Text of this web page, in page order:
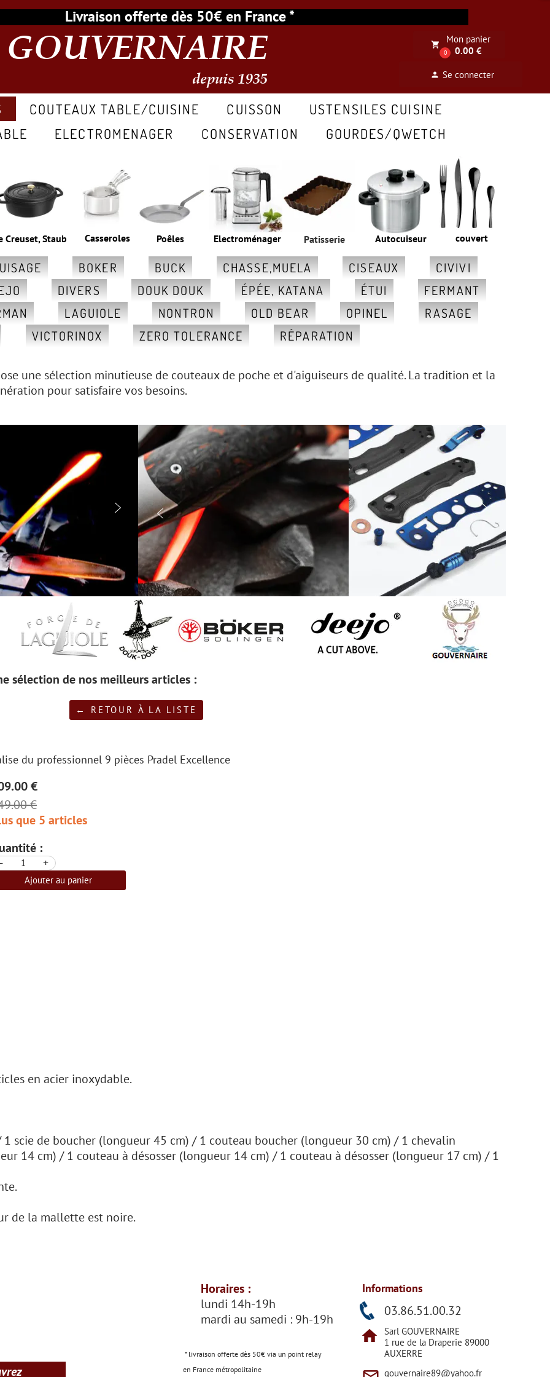
GOUVERNAIRE
depuis 1935
home Sarl GOUVERNAIRE
1 rue de la Draperie 89000
AUXERRE
gouvernaire89@yahoo.fr
Informations
BOKER BUCK CHASSE,MUELA CISEAUX
CIVIVI
DIVERS DOUK DOUK ÉPÉE, KATANA ÉTUI
FERMANT
LAGUIOLE NONTRON OLD BEAR OPINEL
RASAGE
VICTORINOX ZERO TOLERANCE RÉPARATION
person Se connecter
couvert
Creuset, Staub Electroménager
Poêles
Casseroles
Horaires :
lundi 14h-19h
mardi au samedi : 9h-19h
COUTEAUX TABLE/CUISINE CUISSON
USTENSILES CUISINE
ELECTROMENAGER CONSERVATION GOURDES/QWETCH
local_grocery_store
0
Mon panier
0.00 €
Livraison offerte dès 50€ en France *
* livraison offerte dès 50€ via un point relay
en France métropolitaine
Patisserie Autocuiseur
03.86.51.00.32
une sélection minutieuse de couteaux de poche et d'aiguiseurs de qualité. La tradition et la
pour satisfaire vos besoins.
  
← RETOUR À LA LISTE
du professionnel 9 pièces Pradel Excellence
€
€
que 5 articles
:
- +
Ajouter au panier
en acier inoxydable.
scie de boucher (longueur 45 cm) / 1 couteau boucher (longueur 30 cm) / 1 chevalin
14 cm) / 1 couteau à désosser (longueur 14 cm) / 1 couteau à désosser (longueur 17 cm) / 1
de la mallette est noire.
sélection de nos meilleurs articles :